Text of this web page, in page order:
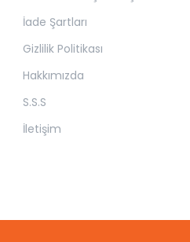
İade Şartları
Gizlilik Politikası
Hakkımızda
S.S.S
İletişim